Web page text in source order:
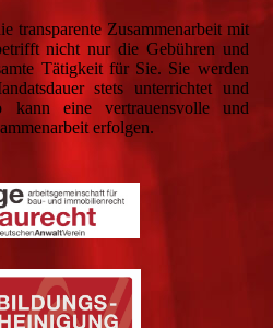
transparente Zusammenarbeit mit
nicht nur die Gebühren und
Tätigkeit für Sie. Sie werden
stets unterrichtet und
kann eine vertrauensvolle und
erfolgen.